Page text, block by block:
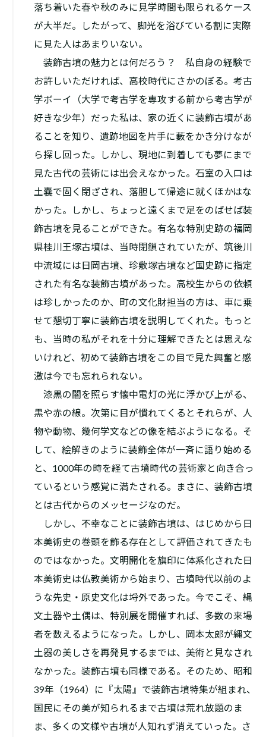
落ち着いた春や秋のみに見学時間も限られるケース
が大半だ。したがって、脚光を浴びている割に実際
に見た人はあまりいない。
装飾古墳の魅力とは何だろう？ 私自身の経験で
お許しいただければ、高校時代にさかのぼる。考古
学ボーイ（大学で考古学を専攻する前から考古学が
好きな少年）だった私は、家の近くに装飾古墳があ
ることを知り、遺跡地図を片手に藪をかき分けなが
ら探し回った。しかし、現地に到着しても夢にまで
見た古代の芸術には出会えなかった。石室の入口は
土嚢で固く閉ざされ、落胆して帰途に就くほかはな
かった。しかし、ちょっと遠くまで足をのばせば装
飾古墳を見ることができた。有名な特別史跡の福岡
県桂川王塚古墳は、当時閉鎖されていたが、筑後川
中流域には日岡古墳、珍敷塚古墳など国史跡に指定
された有名な装飾古墳があった。高校生からの依頼
は珍しかったのか、町の文化財担当の方は、車に乗
せて懇切丁寧に装飾古墳を説明してくれた。もっと
も、当時の私がそれを十分に理解できたとは思えな
いけれど、初めて装飾古墳をこの目で見た興奮と感
激は今でも忘れられない。
漆黒の闇を照らす懐中電灯の光に浮かび上がる、
黒や赤の線。次第に目が慣れてくるとそれらが、人
物や動物、幾何学文などの像を結ぶようになる。そ
して、絵解きのように装飾全体が一斉に語り始める
と、1000年の時を経て古墳時代の芸術家と向き合っ
ているという感覚に満たされる。まさに、装飾古墳
とは古代からのメッセージなのだ。
しかし、不幸なことに装飾古墳は、はじめから日
本美術史の巻頭を飾る存在として評価されてきたも
のではなかった。文明開化を旗印に体系化された日
本美術史は仏教美術から始まり、古墳時代以前のよ
うな先史・原史文化は埒外であった。今でこそ、縄
文土器や土偶は、特別展を開催すれば、多数の来場
者を数えるようになった。しかし、岡本太郎が縄文
土器の美しさを再発見するまでは、美術と見なされ
なかった。装飾古墳も同様である。そのため、昭和
39年（1964）に『太陽』で装飾古墳特集が組まれ、
国民にその美が知られるまで古墳は荒れ放題のま
ま、多くの文様や古墳が人知れず消えていった。さ